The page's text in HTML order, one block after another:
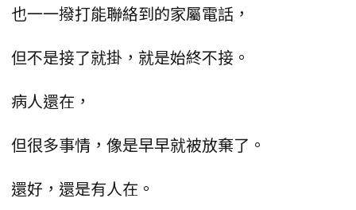
也一一撥打能聯絡到的家屬電話，
但不是接了就掛，就是始終不接。
病人還在，
但很多事情，像是早早就被放棄了。
還好，還是有人在。